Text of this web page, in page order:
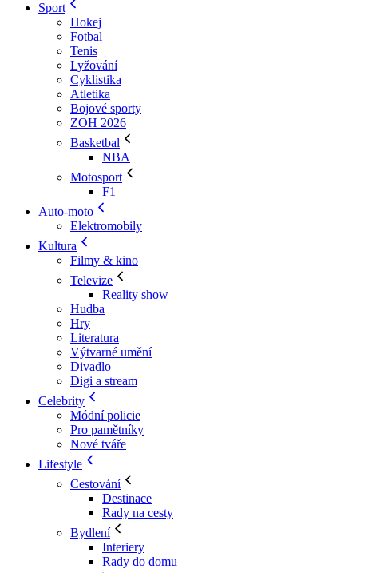
Sport
Hokej
Fotbal
Tenis
Lyžování
Cyklistika
Atletika
Bojové sporty
ZOH 2026
Basketbal
NBA
Motosport
F1
Auto-moto
Elektromobily
Kultura
Filmy & kino
Televize
Reality show
Hudba
Hry
Literatura
Výtvarné umění
Divadlo
Digi a stream
Celebrity
Módní policie
Pro pamětníky
Nové tváře
Lifestyle
Cestování
Destinace
Rady na cesty
Bydlení
Interiery
Rady do domu